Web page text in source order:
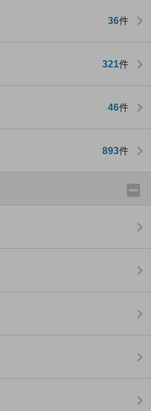
36件
321件
46件
893件